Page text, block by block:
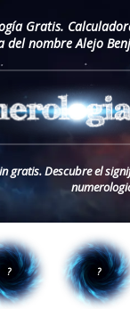
Gratis.
del nombre Alejo
gratis. Descubre el